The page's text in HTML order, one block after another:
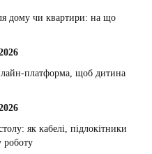
дому чи квартири: на що
платформа, щоб дитина
як кабелі, підлокітники
роботу